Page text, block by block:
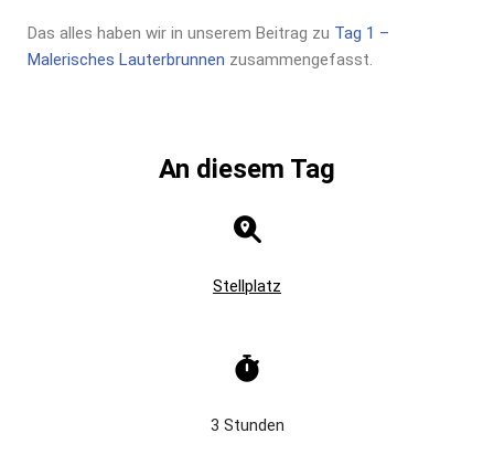
Das alles haben wir in unserem Beitrag zu Tag 1 –
Malerisches Lauterbrunnen zusammengefasst.
An diesem Tag
Stellplatz
3 Stunden